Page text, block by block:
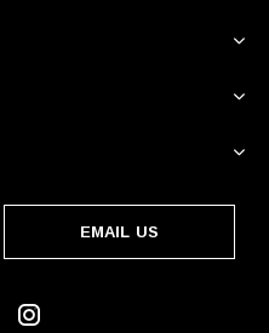
EMAIL US